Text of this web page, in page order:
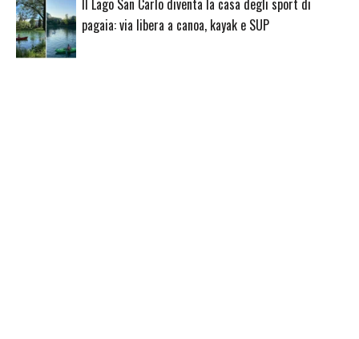
Il Lago San Carlo diventa la casa degli sport di
pagaia: via libera a canoa, kayak e SUP